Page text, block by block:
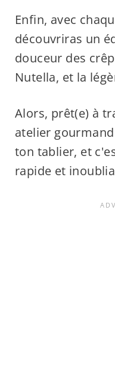
Enfin, avec
découvriras un
douceur des
Nutella, et la
Alors, prêt(e) à
atelier
ton tablier, et
rapide et